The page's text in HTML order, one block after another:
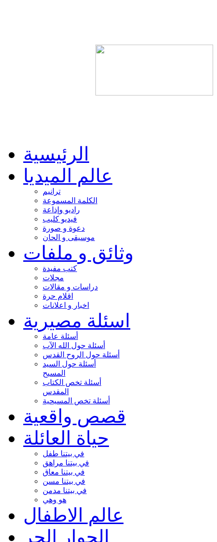
الرئيسية
عالم الميديا
ترانيم
الكلمة المسموعة
راديو وإذاعة
فيديو كليب
دعوة و صورة
موسيقى و الحان
وثائق و ملفات
كتب مفيدة
مجلات
دراسات و مقالات
اقلام حرة
اخبار و اعلانات
اسئلة مصيرية
أسئلة عامة
أسئلة حول الله الآب
أسئلة حول الروح القدس
أسئلة حول السيد
المسيح
أسئلة تخص الكتاب
المقدس
أسئلة تخص المسيحية
قصص واقعية
حياة العائلة
في بيتنا طفل
في بيتنا مراهق
في بيتنا معاق
في بيتنا مسن
في بيتنا مدمن
هو وهي
عالم الاطفال
الحوار الحر